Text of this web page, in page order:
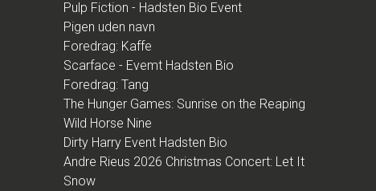
Pulp Fiction - Hadsten Bio Event
Pigen uden navn
Foredrag: Kaffe
Scarface - Evemt Hadsten Bio
Foredrag: Tang
The Hunger Games: Sunrise on the Reaping
Wild Horse Nine
Dirty Harry Event Hadsten Bio
Andre Rieus 2026 Christmas Concert: Let It
Snow